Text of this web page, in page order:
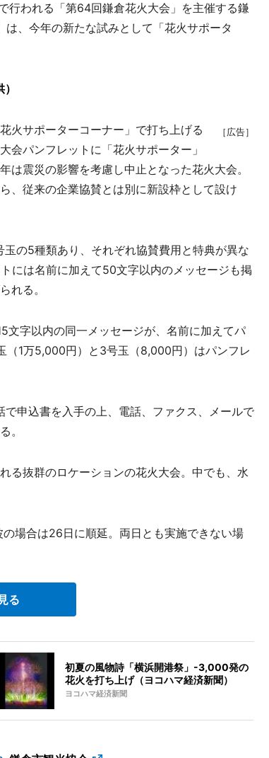
われる「第64回鎌倉花火大会」を主催する鎌
は、今年の新たな試みとして「花火サポータ
［広告］
火サポーターコーナー」で打ち上げる
会パンフレットに「花火サポーター」
震災の影響を考慮し中止となった花火大会。
、従来の企業協賛とは別に新設枠として設け
の5種類あり、それぞれ協賛費用と特典が異な
には名前に加えて50文字以内のメッセージも掲
れる。
字以内の同一メッセージが、名前に加えてパ
（1万5,000円）と3号玉（8,000円）はパンフレ
申込書を入手の上、電話、ファクス、メールで
。
る抜群のロケーションの花火大会。中でも、水
場合は26日に順延。両日とも実施できない場
る
初夏の風物詩「横浜開港祭」-3,000発の
花火を打ち上げ（ヨコハマ経済新聞）
ヨコハマ経済新聞